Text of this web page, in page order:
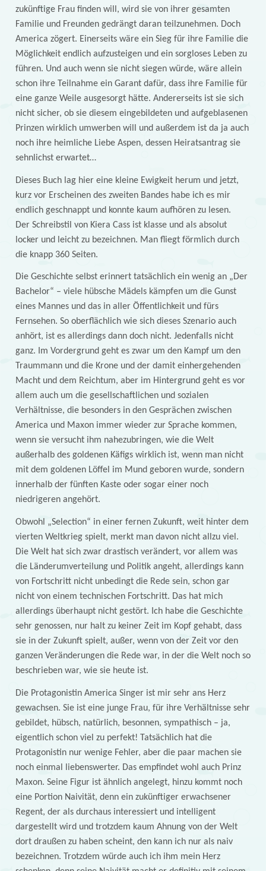
zukünftige Frau finden will, wird sie von ihrer gesamten
Familie und Freunden gedrängt daran teilzunehmen. Doch
America zögert. Einerseits wäre ein Sieg für ihre Familie die
Möglichkeit endlich aufzusteigen und ein sorgloses Leben zu
führen. Und auch wenn sie nicht siegen würde, wäre allein
schon ihre Teilnahme ein Garant dafür, dass ihre Familie für
eine ganze Weile ausgesorgt hätte. Andererseits ist sie sich
nicht sicher, ob sie diesem eingebildeten und aufgeblasenen
Prinzen wirklich umwerben will und außerdem ist da ja auch
noch ihre heimliche Liebe Aspen, dessen Heiratsantrag sie
sehnlichst erwartet…
Dieses Buch lag hier eine kleine Ewigkeit herum und jetzt,
kurz vor Erscheinen des zweiten Bandes habe ich es mir
endlich geschnappt und konnte kaum aufhören zu lesen.
Der Schreibstil von Kiera Cass ist klasse und als absolut
locker und leicht zu bezeichnen. Man fliegt förmlich durch
die knapp 360 Seiten.
Die Geschichte selbst erinnert tatsächlich ein wenig an „Der
Bachelor“ – viele hübsche Mädels kämpfen um die Gunst
eines Mannes und das in aller Öffentlichkeit und fürs
Fernsehen. So oberflächlich wie sich dieses Szenario auch
anhört, ist es allerdings dann doch nicht. Jedenfalls nicht
ganz. Im Vordergrund geht es zwar um den Kampf um den
Traummann und die Krone und der damit einhergehenden
Macht und dem Reichtum, aber im Hintergrund geht es vor
allem auch um die gesellschaftlichen und sozialen
Verhältnisse, die besonders in den Gesprächen zwischen
America und Maxon immer wieder zur Sprache kommen,
wenn sie versucht ihm nahezubringen, wie die Welt
außerhalb des goldenen Käfigs wirklich ist, wenn man nicht
mit dem goldenen Löffel im Mund geboren wurde, sondern
innerhalb der fünften Kaste oder sogar einer noch
niedrigeren angehört.
Obwohl „Selection“ in einer fernen Zukunft, weit hinter dem
vierten Weltkrieg spielt, merkt man davon nicht allzu viel.
Die Welt hat sich zwar drastisch verändert, vor allem was
die Länderumverteilung und Politik angeht, allerdings kann
von Fortschritt nicht unbedingt die Rede sein, schon gar
nicht von einem technischen Fortschritt. Das hat mich
allerdings überhaupt nicht gestört. Ich habe die Geschichte
sehr genossen, nur halt zu keiner Zeit im Kopf gehabt, dass
sie in der Zukunft spielt, außer, wenn von der Zeit vor den
ganzen Veränderungen die Rede war, in der die Welt noch so
beschrieben war, wie sie heute ist.
Die Protagonistin America Singer ist mir sehr ans Herz
gewachsen. Sie ist eine junge Frau, für ihre Verhältnisse sehr
gebildet, hübsch, natürlich, besonnen, sympathisch – ja,
eigentlich schon viel zu perfekt! Tatsächlich hat die
Protagonistin nur wenige Fehler, aber die paar machen sie
noch einmal liebenswerter. Das empfindet wohl auch Prinz
Maxon. Seine Figur ist ähnlich angelegt, hinzu kommt noch
eine Portion Naivität, denn ein zukünftiger erwachsener
Regent, der als durchaus interessiert und intelligent
dargestellt wird und trotzdem kaum Ahnung von der Welt
dort draußen zu haben scheint, den kann ich nur als naiv
bezeichnen. Trotzdem würde auch ich ihm mein Herz